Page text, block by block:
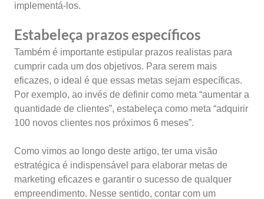
implementá-los.
Estabeleça prazos específicos
Também é importante estipular prazos realistas para
cumprir cada um dos objetivos. Para serem mais
eficazes, o ideal é que essas metas sejam específicas.
Por exemplo, ao invés de definir como meta “aumentar a
quantidade de clientes”, estabeleça como meta “adquirir
100 novos clientes nos próximos 6 meses”.
Como vimos ao longo deste artigo, ter uma visão
estratégica é indispensável para elaborar metas de
marketing eficazes e garantir o sucesso de qualquer
empreendimento. Nesse sentido, contar com um